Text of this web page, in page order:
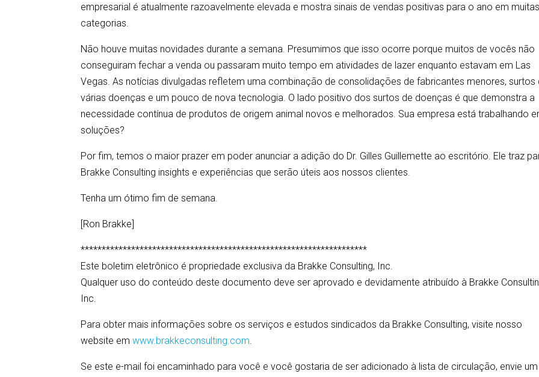
empresarial é atualmente razoavelmente elevada e mostra sinais de vendas positivas para o ano em muitas
categorias.
Não houve muitas novidades durante a semana. Presumimos que isso ocorre porque muitos de vocês não
conseguiram fechar a venda ou passaram muito tempo em atividades de lazer enquanto estavam em Las
Vegas. As notícias divulgadas refletem uma combinação de consolidações de fabricantes menores, surtos
várias doenças e um pouco de nova tecnologia. O lado positivo dos surtos de doenças é que demonstra a
necessidade contínua de produtos de origem animal novos e melhorados. Sua empresa está trabalhando
soluções?
Por fim, temos o maior prazer em poder anunciar a adição do Dr. Gilles Guillemette ao escritório. Ele traz
Brakke Consulting insights e experiências que serão úteis aos nossos clientes.
Tenha um ótimo fim de semana.
[Ron Brakke]
********************************************************************
Este boletim eletrônico é propriedade exclusiva da Brakke Consulting, Inc.
Qualquer uso do conteúdo deste documento deve ser aprovado e devidamente atribuído à Brakke
Inc.
Para obter mais informações sobre os serviços e estudos sindicados da Brakke Consulting, visite nosso
website emwww.brakkeconsulting.com.
Se este e-mail foi encaminhado para você e você gostaria de ser adicionado à lista de circulação, envie